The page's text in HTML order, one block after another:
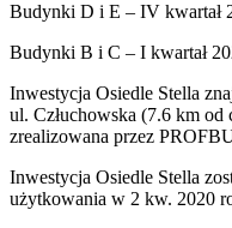
Budynki D i E – IV kwartał
Budynki B i C – I kwartał
Inwestycja Osiedle Stella
ul. Człuchowska (7.6 km od
zrealizowana przez
Inwestycja Osiedle Stella
użytkowania w 2 kw. 2020